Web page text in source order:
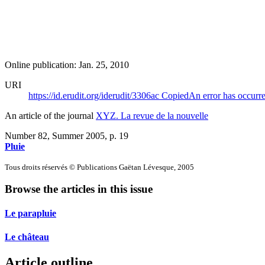
Online publication: Jan. 25, 2010
URI
https://id.erudit.org/iderudit/3306ac CopiedAn error has
An article of the journal XYZ. La revue de la nouvelle
Number 82, Summer 2005, p. 19
Pluie
Tous droits réservés © Publications Gaëtan Lévesque, 2005
Browse the articles in this issue
Le parapluie
Le château